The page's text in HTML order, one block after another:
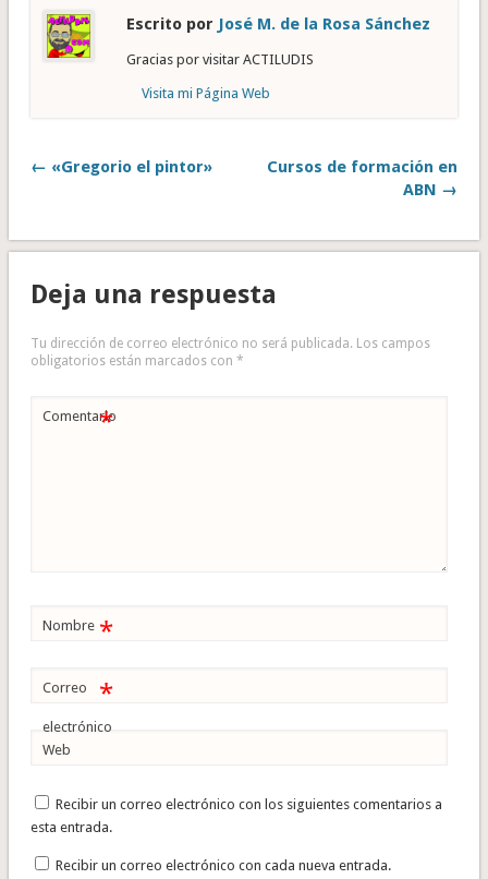
Escrito por José M. de la Rosa Sánchez
Gracias por visitar ACTILUDIS
Visita mi Página Web
← «Gregorio el pintor»
Cursos de formación en
ABN →
Deja una respuesta
Tu dirección de correo electrónico no será publicada. Los campos
obligatorios están marcados con *
Comentario
*
Nombre *
Correo
electrónico
*
Web
Recibir un correo electrónico con los siguientes comentarios a
esta entrada.
Recibir un correo electrónico con cada nueva entrada.